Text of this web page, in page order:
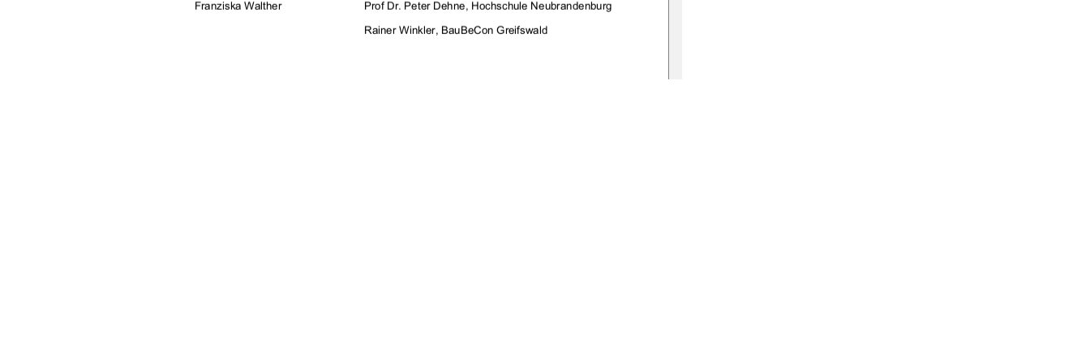
Franziska Walther
          Prof Dr. Peter Dehne, Hochschule Neubrandenburg
          Rainer Winkler, BauBeCon Greifswald